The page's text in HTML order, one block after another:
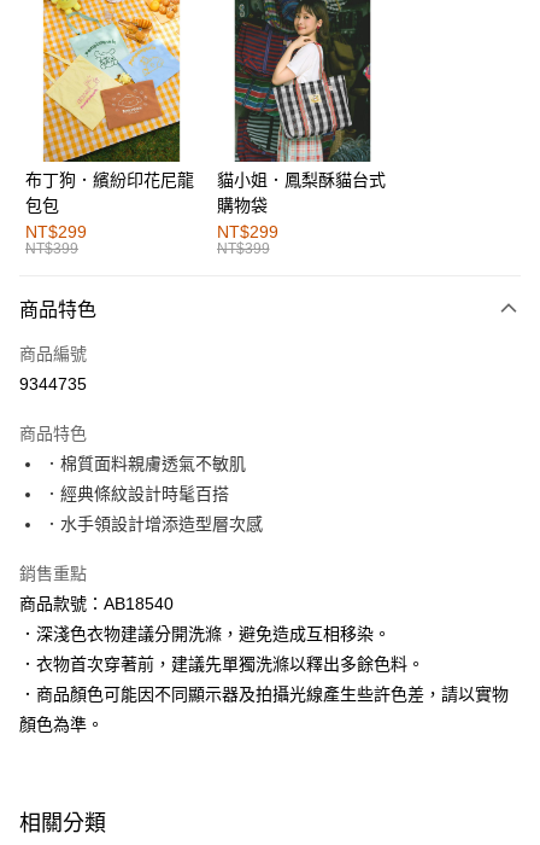
超商取貨付款
LINE Pay
街口支付
運送方式
全家取貨付款
每筆NT$60，滿NT$1,000(含以上)免運費
付款後全家取貨
萊爾富取貨付款
付款後萊爾富取貨
每筆NT$60，滿NT$1,000(含以上)免運費
7-11取貨付款
每筆NT$60，滿NT$1,000(含以上)免運費
付款後7-11取貨
每筆NT$60，滿NT$1,000(含以上)免運費
宅配
每筆NT$120，滿NT$1,000(含以上)免運費
布丁狗．繽紛印花尼龍
包包
NT$299
NT$399
貓小姐．鳳梨酥貓台式
購物袋
NT$299
NT$399
商品特色
商品編號
9344735
商品特色
．棉質面料親膚透氣不敏肌
．經典條紋設計時髦百搭
．水手領設計增添造型層次感
銷售重點
商品款號：AB18540
．深淺色衣物建議分開洗滌，避免造成互相移染。
．衣物首次穿著前，建議先單獨洗滌以釋出多餘色料。
．商品顏色可能因不同顯示器及拍攝光線產生些許色差，請以實物
顏色為準。
相關分類